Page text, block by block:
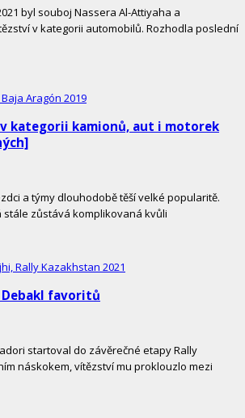
byl souboj Nassera Al-Attiyaha a
v kategorii automobilů. Rozhodla poslední
v kategorii kamionů, aut i motorek
a týmy dlouhodobě těší velké popularitě.
zůstává komplikovaná kvůli
Debakl favoritů
startoval do závěrečné etapy Rally
náskokem, vítězství mu proklouzlo mezi